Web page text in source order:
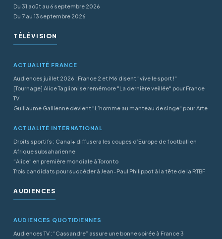
Du 31 août au 6 septembre 2026
Du 7 au 13 septembre 2026
TÉLÉVISION
ACTUALITÉ FRANCE
Audiences juillet 2026 : France 2 et M6 disent "vive le sport !"
[Tournage] Alice Taglioni se remémore "La dernière veillée" pour France
TV
Guillaume Gallienne devient "L’homme au manteau de singe" pour Arte
ACTUALITÉ INTERNATIONAL
Droits sportifs : Canal+ diffusera les coupes d’Europe de football en
Afrique subsaharienne
"Alice" en première mondiale à Toronto
Trois candidats pour succéder à Jean-Paul Philippot à la tête de la RTBF
AUDIENCES
AUDIENCES QUOTIDIENNES
Audiences TV : “Cassandre” assure une bonne soirée à France 3